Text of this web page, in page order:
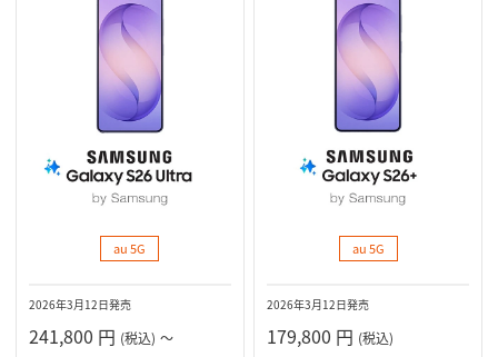
au 5G
2026年3月12日発売
241,800 円 (税込) ～
au 5G
2026年3月12日発売
179,800 円 (税込)